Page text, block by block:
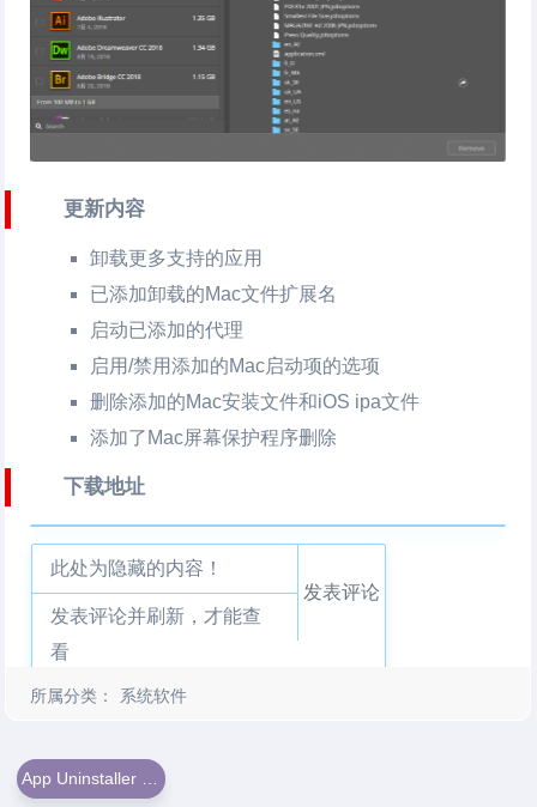
更新内容
卸载更多支持的应用
已添加卸载的Mac文件扩展名
启动已添加的代理
启用/禁用添加的Mac启动项的选项
删除添加的Mac安装文件和iOS ipa文件
添加了Mac屏幕保护程序删除
下载地址
此处为隐藏的内容！
发表评论并刷新，才能查
看
发表评论
所属分类： 系统软件